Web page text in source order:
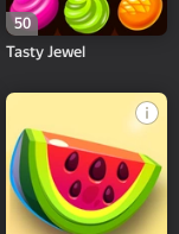
50
Tasty Jewel